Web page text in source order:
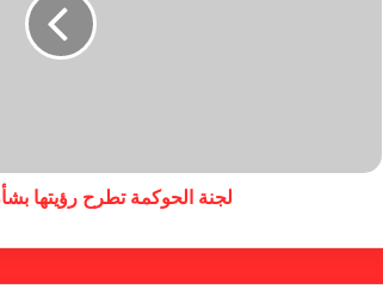
ضد الهلال
على
لجنة الحوكمة تطرح رؤيتها